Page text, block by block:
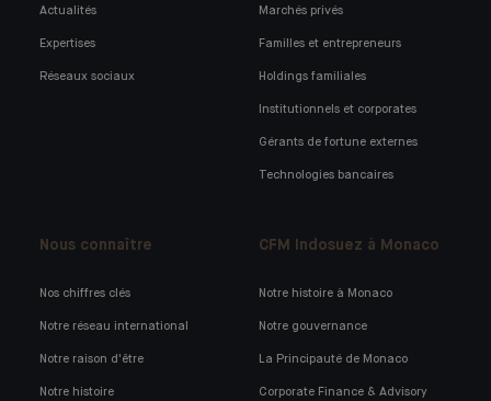
Actualités
Expertises
Réseaux sociaux
Marchés privés
Familles et entrepreneurs
Holdings familiales
Institutionnels et corporates
Gérants de fortune externes
Technologies bancaires
Nous connaître
Nos chiffres clés
Notre réseau international
Notre raison d'être
Notre histoire
CFM Indosuez à Monaco
Notre histoire à Monaco
Notre gouvernance
La Principauté de Monaco
Corporate Finance & Advisory